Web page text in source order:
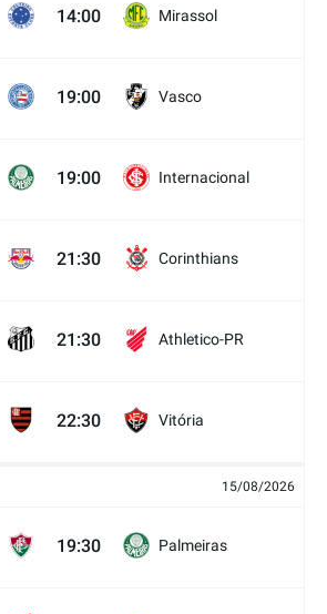
14:00 Mirassol
19:00 Vasco
19:00 Internacional
21:30 Corinthians
21:30 Athletico-PR
22:30 Vitória
15/08/2026
19:30 Palmeiras